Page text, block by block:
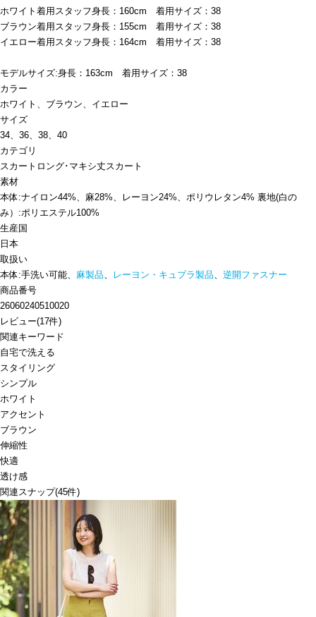
ホワイト着用スタッフ身長：160cm 着用サイズ：38
ブラウン着用スタッフ身長：155cm 着用サイズ：38
イエロー着用スタッフ身長：164cm 着用サイズ：38
モデルサイズ:身長：163cm 着用サイズ：38
カラー
ホワイト、ブラウン、イエロー
サイズ
34、36、38、40
カテゴリ
スカート ロング･マキシ丈スカート
素材
本体:ナイロン44%、麻28%、レーヨン24%、ポリウレタン4% 裏地(白の
み）:ポリエステル100%
生産国
日本
取扱い
本体:手洗い可能、 麻製品、 レーヨン・キュプラ製品、 逆開ファスナー
商品番号
26060240510020
レビュー(17件)
関連キーワード
自宅で洗える
スタイリング
シンプル
ホワイト
アクセント
ブラウン
伸縮性
快適
透け感
関連スナップ(45件)